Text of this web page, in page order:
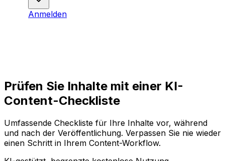
Anmelden
Prüfen Sie Inhalte mit einer KI-
Content-Checkliste
Umfassende Checkliste für Ihre Inhalte vor, während
und nach der Veröffentlichung. Verpassen Sie nie wieder
einen Schritt in Ihrem Content-Workflow.